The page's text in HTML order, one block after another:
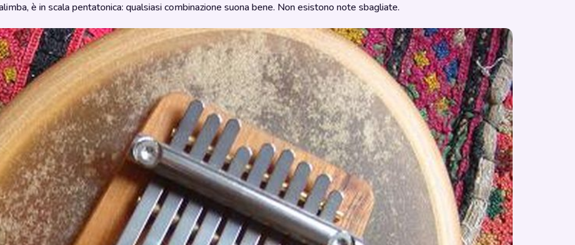
è in scala pentatonica: qualsiasi combinazione suona bene. Non esistono note sbagliate.